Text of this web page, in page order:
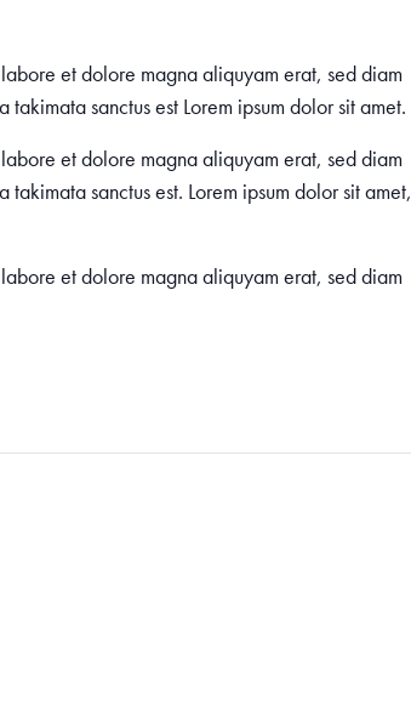
et dolore magna aliquyam erat, sed diam
sanctus est Lorem ipsum dolor sit amet.
et dolore magna aliquyam erat, sed diam
sanctus est. Lorem ipsum dolor sit amet,
et dolore magna aliquyam erat, sed diam